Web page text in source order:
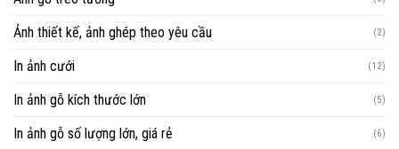
Ảnh thiết kế, ảnh ghép theo yêu cầu (2)
In ảnh cưới (12)
In ảnh gỗ kích thước lớn (5)
In ảnh gỗ số lượng lớn, giá rẻ (6)